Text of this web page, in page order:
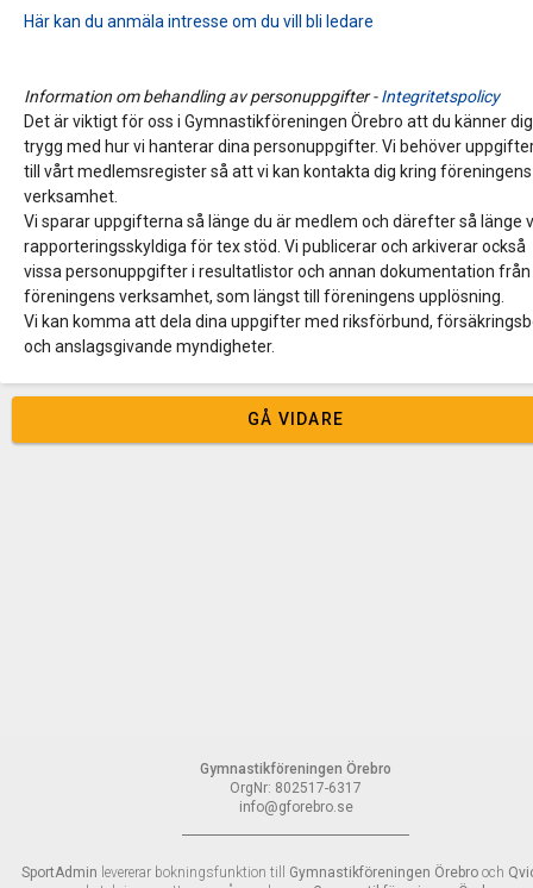
Här kan du anmäla intresse om du vill bli ledare
Information om behandling av personuppgifter -Integritetspolicy
Det är viktigt för oss i Gymnastikföreningen Örebro att du känner dig
trygg med hur vi hanterar dina personuppgifter. Vi behöver
till vårt medlemsregister så att vi kan kontakta dig kring föreningens
verksamhet.
Vi sparar uppgifterna så länge du är medlem och därefter så länge
rapporteringsskyldiga för tex stöd. Vi publicerar och arkiverar också
vissa personuppgifter i resultatlistor och annan dokumentation från
föreningens verksamhet, som längst till föreningens upplösning.
Vi kan komma att dela dina uppgifter med riksförbund,
och anslagsgivande myndigheter.
GÅ VIDARE
Gymnastikföreningen Örebro
OrgNr: 802517-6317
info@gforebro.se
SportAdmin levererar bokningsfunktion till Gymnastikföreningen Örebrooch